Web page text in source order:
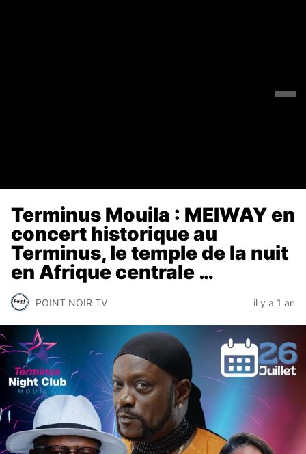
Terminus Mouila : MEIWAY en
concert historique au
Terminus, le temple de la nuit
en Afrique centrale …
POINT NOIR TV il y a 1 an